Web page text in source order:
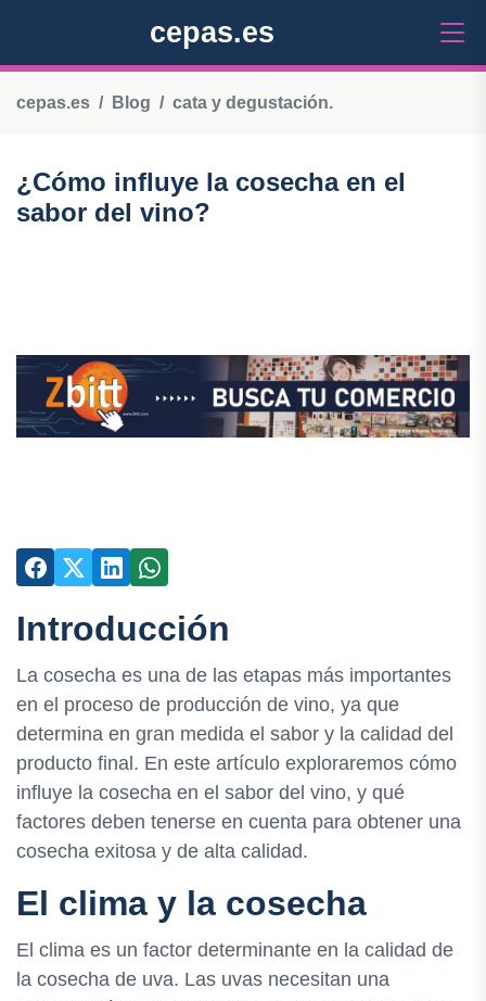
cepas.es
cepas.es Blog cata y degustación.
¿Cómo influye la cosecha en el
sabor del vino?
Introducción
La cosecha es una de las etapas más importantes
en el proceso de producción de vino, ya que
determina en gran medida el sabor y la calidad del
producto final. En este artículo exploraremos cómo
influye la cosecha en el sabor del vino, y qué
factores deben tenerse en cuenta para obtener una
cosecha exitosa y de alta calidad.
El clima y la cosecha
El clima es un factor determinante en la calidad de
la cosecha de uva. Las uvas necesitan una